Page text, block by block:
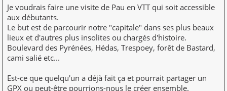
Je voudrais faire une visite de Pau en VTT qui soit accessible
aux débutants.
Le but est de parcourir notre "capitale" dans ses plus beaux
lieux et d'autres plus insolites ou chargés d'histoire.
Boulevard des Pyrénées, Hédas, Trespoey, forêt de Bastard,
cami salié etc...
Est-ce que quelqu'un a déjà fait ça et pourrait partager un
GPX ou peut-être pourrions-nous le créer ensemble.